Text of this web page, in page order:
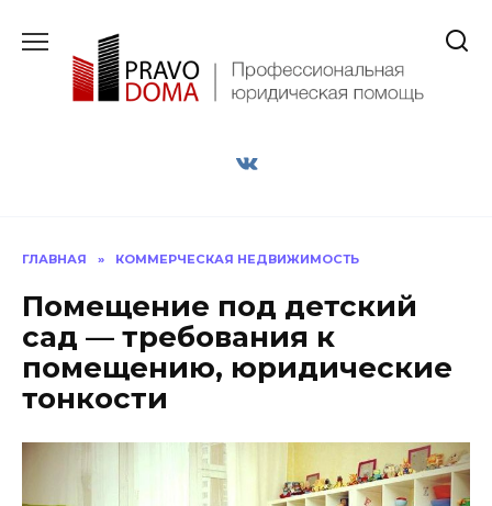
содержанию
ГЛАВНАЯ » КОММЕРЧЕСКАЯ НЕДВИЖИМОСТЬ
Помещение под детский
сад — требования к
помещению, юридические
тонкости